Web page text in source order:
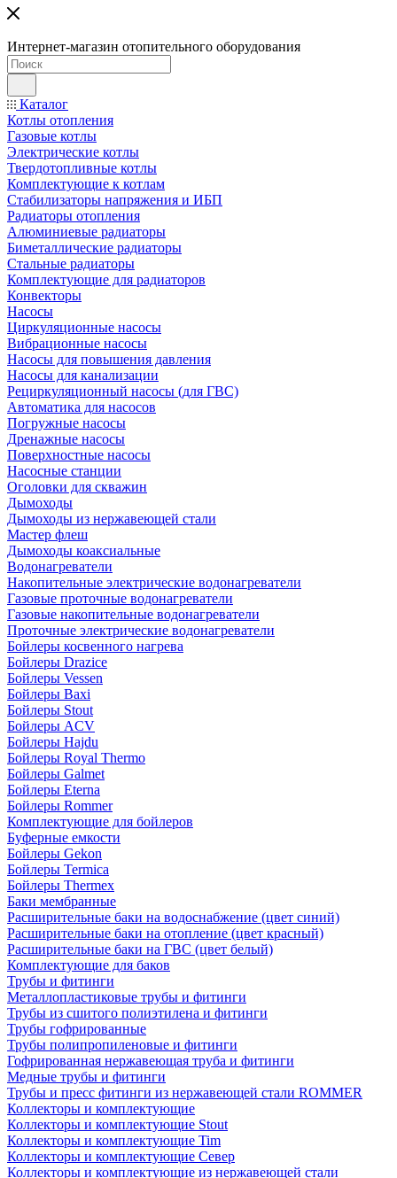
Интернет-магазин отопительного оборудования
Каталог
Котлы отопления
Газовые котлы
Электрические котлы
Твердотопливные котлы
Комплектующие к котлам
Стабилизаторы напряжения и ИБП
Радиаторы отопления
Алюминиевые радиаторы
Биметаллические радиаторы
Стальные радиаторы
Комплектующие для радиаторов
Конвекторы
Насосы
Циркуляционные насосы
Вибрационные насосы
Насосы для повышения давления
Насосы для канализации
Рециркуляционный насосы (для ГВС)
Автоматика для насосов
Погружные насосы
Дренажные насосы
Поверхностные насосы
Насосные станции
Оголовки для скважин
Дымоходы
Дымоходы из нержавеющей стали
Мастер флеш
Дымоходы коаксиальные
Водонагреватели
Накопительные электрические водонагреватели
Газовые проточные водонагреватели
Газовые накопительные водонагреватели
Проточные электрические водонагреватели
Бойлеры косвенного нагрева
Бойлеры Drazice
Бойлеры Vessen
Бойлеры Baxi
Бойлеры Stout
Бойлеры ACV
Бойлеры Hajdu
Бойлеры Royal Thermo
Бойлеры Galmet
Бойлеры Eterna
Бойлеры Rommer
Комплектующие для бойлеров
Буферные емкости
Бойлеры Gekon
Бойлеры Termica
Бойлеры Thermex
Баки мембранные
Расширительные баки на водоснабжение (цвет синий)
Расширительные баки на отопление (цвет красный)
Расширительные баки на ГВС (цвет белый)
Комплектующие для баков
Трубы и фитинги
Металлопластиковые трубы и фитинги
Трубы из сшитого полиэтилена и фитинги
Трубы гофрированные
Трубы полипропиленовые и фитинги
Гофрированная нержавеющая труба и фитинги
Медные трубы и фитинги
Трубы и пресс фитинги из нержавеющей стали ROMMER
Коллекторы и комплектующие
Коллекторы и комплектующие Stout
Коллекторы и комплектующие Tim
Коллекторы и комплектующие Север
Коллекторы и комплектующие из нержавеющей стали